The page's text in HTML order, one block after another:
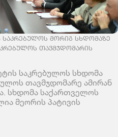
ᲛᲝᲠᲘᲒ ᲡᲮᲓᲝᲛᲐᲖᲔ
ᲗᲐᲕᲛᲯᲓᲝᲛᲐᲠᲘᲡ
საკრებულოს სხდომა
თავმჯდომარე ამირან
სხდომა საქართველოს
მეორის პატივის